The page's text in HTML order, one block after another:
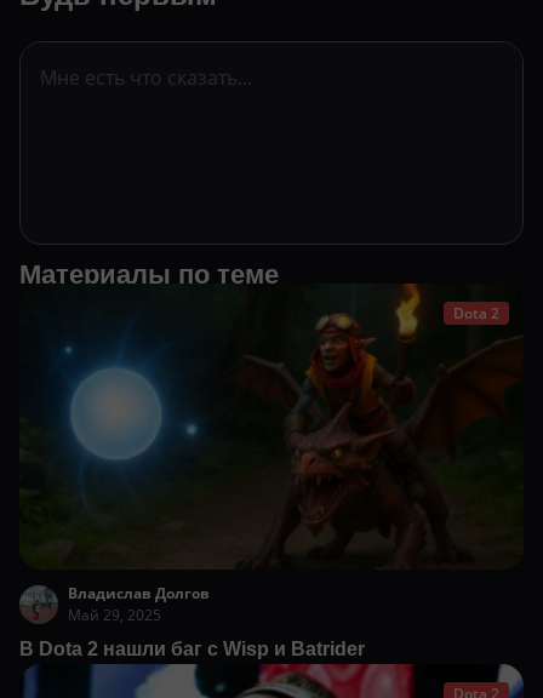
Материалы по теме
Dota 2
Владислав Долгов
Май 29, 2025
В Dota 2 нашли баг с Wisp и Batrider